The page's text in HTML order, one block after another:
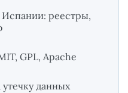
Испании: реестры,
GPL, Apache
данных